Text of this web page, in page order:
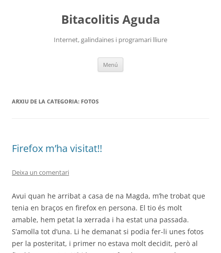
Bitacolitis Aguda
Internet, galindaines i programari lliure
Menú
ARXIU DE LA CATEGORIA: FOTOS
Firefox m’ha visitat!!
Deixa un comentari
Avui quan he arribat a casa de na Magda, m’he trobat que
tenia en braços en firefox en persona. El tio és molt
amable, hem petat la xerrada i ha estat una passada.
S’amolla tot d’una. Li he demanat si podia fer-li unes fotos
per la posteritat, i primer no estava molt decidit, però al